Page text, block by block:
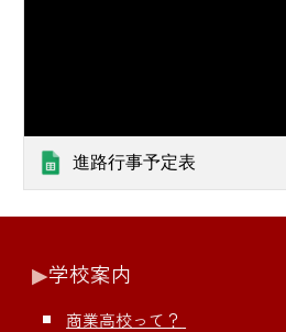
進路行事予定表
▶︎学校案内
商業高校って？